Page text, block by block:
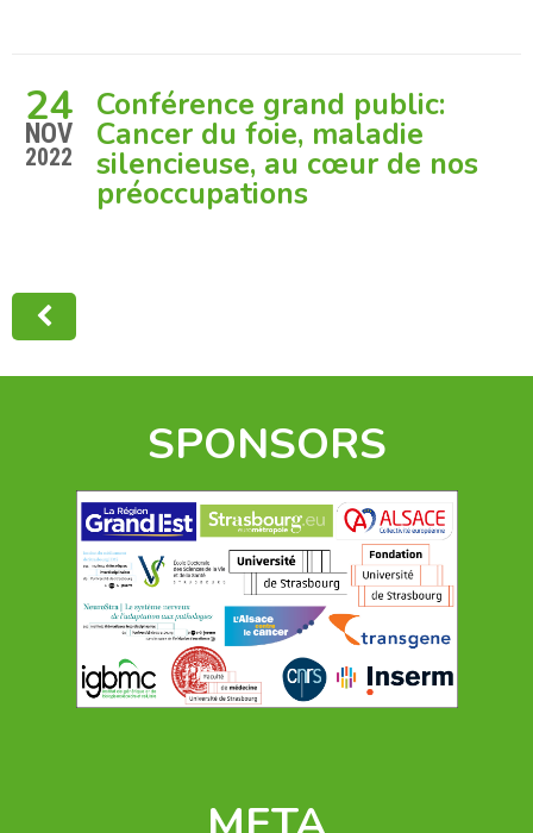
24
NOV
2022
Conférence grand public:
Cancer du foie, maladie
silencieuse, au cœur de nos
préoccupations
SPONSORS